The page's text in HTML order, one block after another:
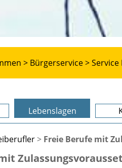
> Bürgerservice >Service
Lebenslagen
> Freie Berufe mit